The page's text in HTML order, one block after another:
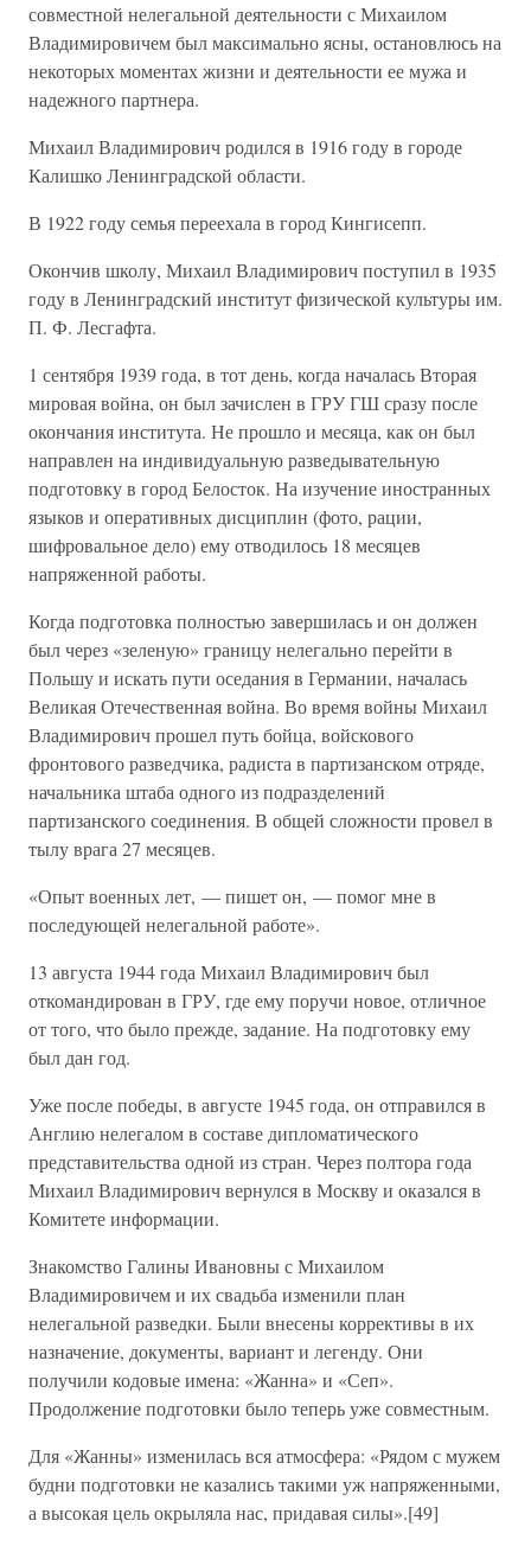
совместной нелегальной деятельности с Михаилом
Владимировичем был максимально ясны, остановлюсь на
некоторых моментах жизни и деятельности ее мужа и
надежного партнера.
Михаил Владимирович родился в 1916 году в городе
Калишко Ленинградской области.
В 1922 году семья переехала в город Кингисепп.
Окончив школу, Михаил Владимирович поступил в 1935
году в Ленинградский институт физической культуры им.
П. Ф. Лесгафта.
1 сентября 1939 года, в тот день, когда началась Вторая
мировая война, он был зачислен в ГРУ ГШ сразу после
окончания института. Не прошло и месяца, как он был
направлен на индивидуальную разведывательную
подготовку в город Белосток. На изучение иностранных
языков и оперативных дисциплин (фото, рации,
шифровальное дело) ему отводилось 18 месяцев
напряженной работы.
Когда подготовка полностью завершилась и он должен
был через «зеленую» границу нелегально перейти в
Польшу и искать пути оседания в Германии, началась
Великая Отечественная война. Во время войны Михаил
Владимирович прошел путь бойца, войскового
фронтового разведчика, радиста в партизанском отряде,
начальника штаба одного из подразделений
партизанского соединения. В общей сложности провел в
тылу врага 27 месяцев.
«Опыт военных лет, — пишет он, — помог мне в
последующей нелегальной работе».
13 августа 1944 года Михаил Владимирович был
откомандирован в ГРУ, где ему поручи новое, отличное
от того, что было прежде, задание. На подготовку ему
был дан год.
Уже после победы, в августе 1945 года, он отправился в
Англию нелегалом в составе дипломатического
представительства одной из стран. Через полтора года
Михаил Владимирович вернулся в Москву и оказался в
Комитете информации.
Знакомство Галины Ивановны с Михаилом
Владимировичем и их свадьба изменили план
нелегальной разведки. Были внесены коррективы в их
назначение, документы, вариант и легенду. Они
получили кодовые имена: «Жанна» и «Сеп».
Продолжение подготовки было теперь уже совместным.
Для «Жанны» изменилась вся атмосфера: «Рядом с мужем
будни подготовки не казались такими уж напряженными,
а высокая цель окрыляла нас, придавая силы».[49]